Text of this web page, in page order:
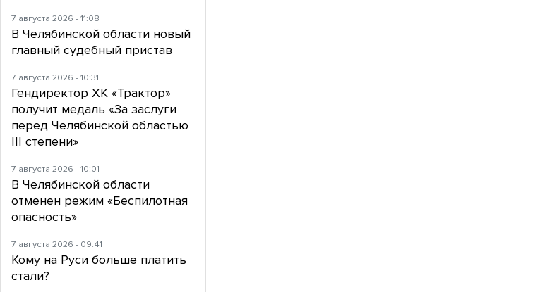
7 августа 2026 - 11:08
В Челябинской области новый
главный судебный пристав
7 августа 2026 - 10:31
Гендиректор ХК «Трактор»
получит медаль «За заслуги
перед Челябинской областью
III степени»
7 августа 2026 - 10:01
В Челябинской области
отменен режим «Беспилотная
опасность»
7 августа 2026 - 09:41
Кому на Руси больше платить
стали?